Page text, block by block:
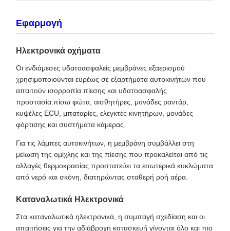
Εφαρμογή
Ηλεκτρονικά οχήματα
Οι ενδιάμεσες υδατοασφαλείς μεμβράνες εξαερισμού
χρησιμοποιούνται ευρέως σε εξαρτήματα αυτοκινήτων που
απαιτούν ισορροπία πίεσης και υδατοασφαλής
προστασία.πίσω φώτα, αισθητήρες, μονάδες ραντάρ,
κυψέλες ECU, μπαταρίες, ελεγκτές κινητήρων, μονάδες
φόρτισης και συστήματα κάμερας.
Για τις λάμπες αυτοκινήτων, η μεμβράνη συμβάλλει στη
μείωση της ομίχλης και της πίεσης που προκαλείται από τις
αλλαγές θερμοκρασίας.προστατεύει τα εσωτερικά κυκλώματα
από νερό και σκόνη, διατηρώντας σταθερή ροή αέρα.
Καταναλωτικά Ηλεκτρονικά
Στα καταναλωτικά ηλεκτρονικά, η συμπαγή σχεδίαση και οι
απαιτήσεις για την αδιάβροχη κατασκευή γίνονται όλο και πιο